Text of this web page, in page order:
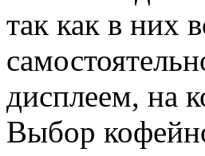
так как в них
дисплеем, на
Выбор